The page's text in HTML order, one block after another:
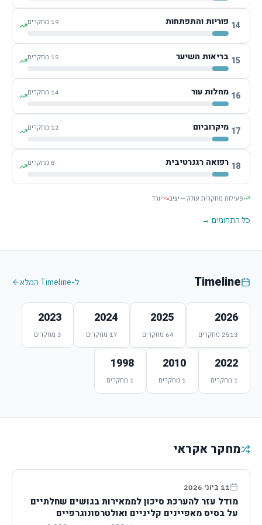
14 פוריות והתפתחות 19 מחקרים
15 בריאות השיער 15 מחקרים
16 מחלות עור 14 מחקרים
17 מיקרוביום 12 מחקרים
18 רפואה רגנרטיבית 8 מחקרים
פעילות מחקרית עולה יציב יורד
כל התחומים →
Timeline ל-Timeline המלא
2026
2513 מחקרים
2025
64 מחקרים
2024
17 מחקרים
2023
3 מחקרים
2022
1 מחקרים
2010
1 מחקרים
1998
1 מחקרים
מחקר אקראי
11 ביוני 2026
מודל עזר להערכת סיכון לממאירות בגושים שחלתיים
על בסיס מאפיינים קליניים ואולטרסונוגרפיים